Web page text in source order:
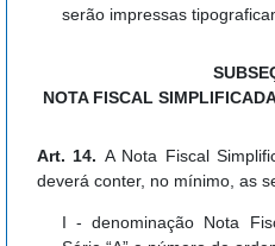
serão impressas
NOTA FISCAL
Art. 14. A Nota Fiscal
deverá conter, no mínimo, as
I - denominação Nota